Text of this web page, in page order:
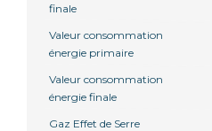
finale
Valeur consommation
énergie primaire
Valeur consommation
énergie finale
Gaz Effet de Serre